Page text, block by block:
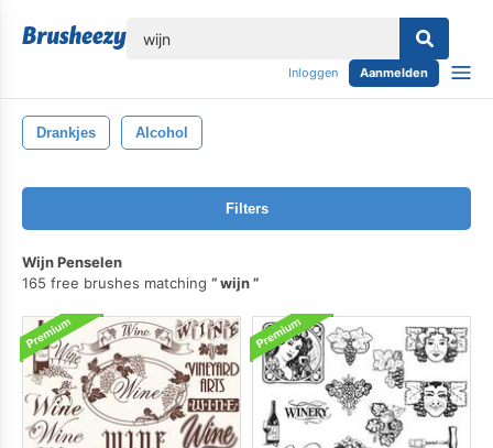
Inloggen Aanmelden
Drankjes Alcohol
Filters
Wijn Penselen
165 free brushes matching
wijn